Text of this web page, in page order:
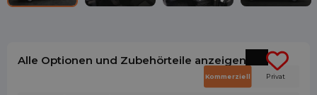
Alle Optionen und Zubehörteile anzeigen
Kommerziell Privat